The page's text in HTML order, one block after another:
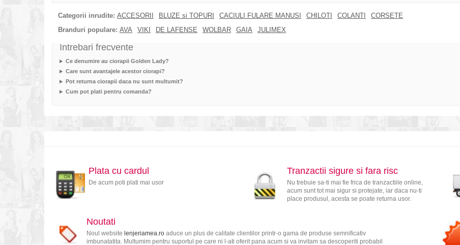
Categorii inrudite: ACCESORII BLUZE si TOPURI CACIULI FULARE MANUSI CHILOTI COLANTI
CORSETE
Branduri populare: AVA VIKI DE LAFENSE WOLBAR GAIA JULIMEX
Intrebari frecvente
Ce denumire au ciorapii Golden Lady?
Care sunt avantajele acestor ciorapi?
Pot returna ciorapii daca nu sunt multumit?
Cum pot plati pentru comanda?
Plata cu cardul
De acum poti plati mai usor
Tranzactii sigure si fara risc
Nu trebuie sa-ti mai fie frica de tranzactiile online,
acum sunt tot mai sigur si protejate, iar daca nu-ti
place produsul, acesta se poate returna usor.
Noutati
Noul website lenjeriamea.roaduce un plus de calitate clientilor printr-o gama de produse semnificativ
imbunatatita. Multumim pentru suportul pe care ni l-ati oferit pana acum si va invitam sa descoperiti probabil